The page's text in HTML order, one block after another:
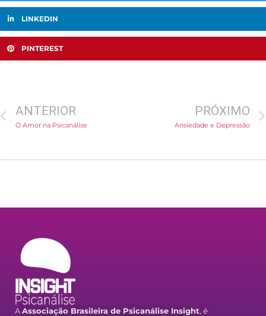
LINKEDIN
PINTEREST
ANTERIOR
O Amor na Psicanálise
PRÓXIMO
Ansiedade e Depressão
AAssociação Brasileira de Psicanálise Insight, é